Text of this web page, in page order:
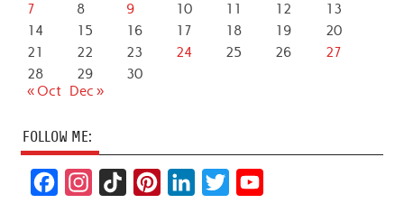
7
8 9 10 11 12
13
14
15 16 17 18 19
20
21
22 23 24 25 26
27
28
29
30
« Oct Dec »
FOLLOW ME: